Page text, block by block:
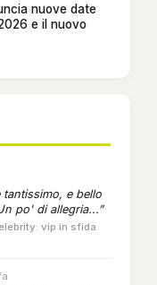
nuove date
e il nuovo
tantissimo, e bello
po' di allegria...”
vip in sfida